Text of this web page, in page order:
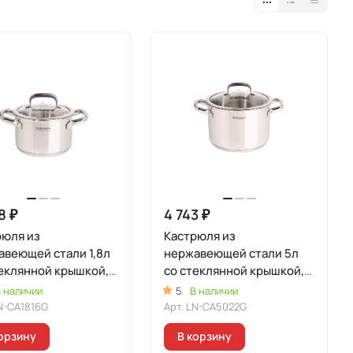
₽
из
стали 1,8л
крышкой,
"Леон"
наличии
CA1816G
4 743 ₽
Кастрюля из
нержавеющей стали 5л
со стеклянной крышкой,
линия "Леон"
5
В наличии
Арт. LN-CA5022G
В корзину